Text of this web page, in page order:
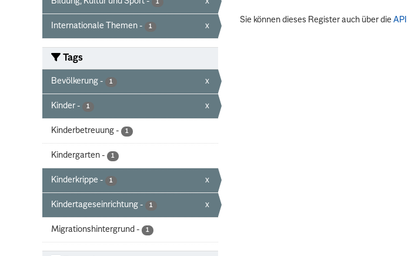
1
Internationale Themen - 1 x
Tags
Bevölkerung - 1 x
Kinder - 1 x
Kinderbetreuung - 1
Kindergarten - 1
Kinderkrippe - 1 x
Kindertageseinrichtung - 1 x
Migrationshintergrund - 1
Sie können dieses Register auch über dieAPI